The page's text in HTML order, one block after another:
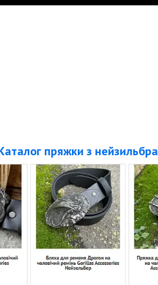
пряжки з нейзильбра